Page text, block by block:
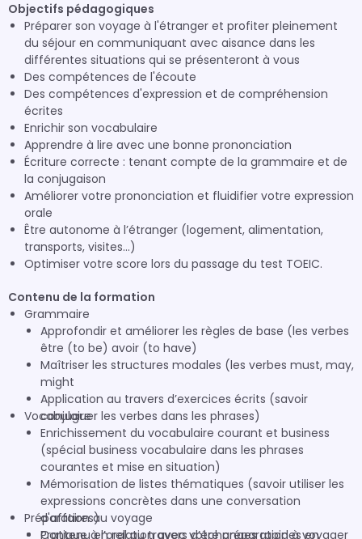
Objectifs pédagogiques
Préparer son voyage à l'étranger et profiter pleinement
du séjour en communiquant avec aisance dans les
différentes situations qui se présenteront à vous
Des compétences de l'écoute
Des compétences d'expression et de compréhension
écrites
Enrichir son vocabulaire
Apprendre à lire avec une bonne prononciation
Écriture correcte : tenant compte de la grammaire et de
la conjugaison
Améliorer votre prononciation et fluidifier votre expression
orale
Être autonome à l’étranger (logement, alimentation,
transports, visites…)
Optimiser votre score lors du passage du test TOEIC.
Contenu de la formation
Grammaire
Approfondir et améliorer les règles de base (les verbes
être (to be) avoir (to have)
Maîtriser les structures modales (les verbes must, may,
might
Application au travers d’exercices écrits (savoir
conjuguer les verbes dans les phrases)
Vocabulaire
Enrichissement du vocabulaire courant et business
(spécial business vocabulaire dans les phrases
courantes et mise en situation)
Mémorisation de listes thématiques (savoir utiliser les
expressions concrètes dans une conversation
d'affaires)
Pratique à l’oral au travers d’échanges rapides en
Préparation au voyage
Contenu en relation avec votre préparation à voyager